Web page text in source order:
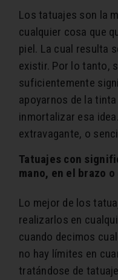
Los tatuajes son la
cualquier cosa que
piel. La cual resulta
existir. Por lo tanto,
suficientemente
apoyarnos de la
inmortalizar esa
extravagante, o
Tatuajes con
mano, en el brazo
Lo mejor de los
realizarlos en
cuando decimos
no hay límites en
tratándose de